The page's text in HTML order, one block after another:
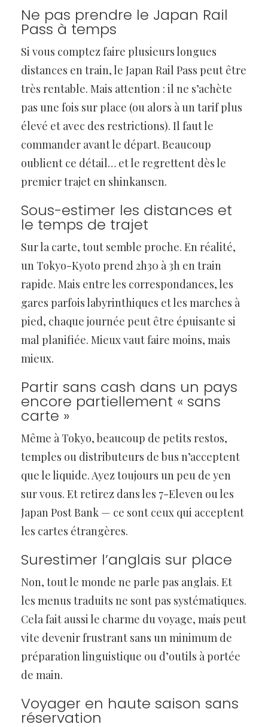
Ne pas prendre le Japan Rail
Pass à temps
Si vous comptez faire plusieurs longues
distances en train, le Japan Rail Pass peut être
très rentable. Mais attention : il ne s’achète
pas une fois sur place (ou alors à un tarif plus
élevé et avec des restrictions). Il faut le
commander avant le départ. Beaucoup
oublient ce détail… et le regrettent dès le
premier trajet en shinkansen.
Sous-estimer les distances et
le temps de trajet
Sur la carte, tout semble proche. En réalité,
un Tokyo-Kyoto prend 2h30 à 3h en train
rapide. Mais entre les correspondances, les
gares parfois labyrinthiques et les marches à
pied, chaque journée peut être épuisante si
mal planifiée. Mieux vaut faire moins, mais
mieux.
Partir sans cash dans un pays
encore partiellement « sans
carte »
Même à Tokyo, beaucoup de petits restos,
temples ou distributeurs de bus n’acceptent
que le liquide. Ayez toujours un peu de yen
sur vous. Et retirez dans les 7-Eleven ou les
Japan Post Bank — ce sont ceux qui acceptent
les cartes étrangères.
Surestimer l’anglais sur place
Non, tout le monde ne parle pas anglais. Et
les menus traduits ne sont pas systématiques.
Cela fait aussi le charme du voyage, mais peut
vite devenir frustrant sans un minimum de
préparation linguistique ou d’outils à portée
de main.
Voyager en haute saison sans
réservation